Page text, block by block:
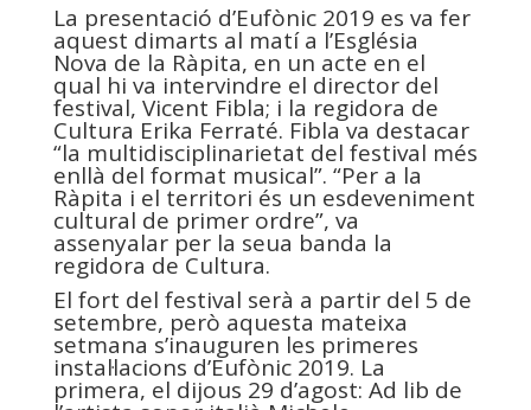
La presentació d’Eufònic 2019 es va fer
aquest dimarts al matí a l’Església
Nova de la Ràpita, en un acte en el
qual hi va intervindre el director del
festival, Vicent Fibla; i la regidora de
Cultura Erika Ferraté. Fibla va destacar
“la multidisciplinarietat del festival més
enllà del format musical”. “Per a la
Ràpita i el territori és un esdeveniment
cultural de primer ordre”, va
assenyalar per la seua banda la
regidora de Cultura.
El fort del festival serà a partir del 5 de
setembre, però aquesta mateixa
setmana s’inauguren les primeres
instal·lacions d’Eufònic 2019. La
primera, el dijous 29 d’agost: Ad lib de